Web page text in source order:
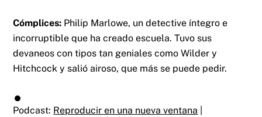
Cómplices: Philip Marlowe, un detective íntegro e
incorruptible que ha creado escuela. Tuvo sus
devaneos con tipos tan geniales como Wilder y
Hitchcock y salió airoso, que más se puede pedir.
Podcast: Reproducir en una nueva ventana